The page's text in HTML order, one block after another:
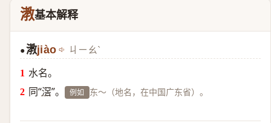
漖基本解释
●漖jiào ㄐㄧㄠˋ
水名。
同“滘”。 例如 东～（地名，在中国广东省）。